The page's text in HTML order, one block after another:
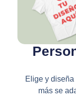
Elige y
más se